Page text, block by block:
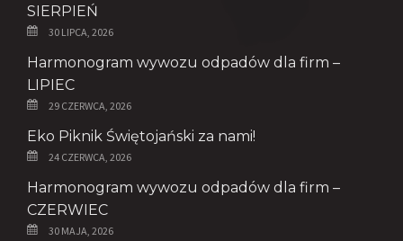
SIERPIEŃ
30 LIPCA, 2026
Harmonogram wywozu odpadów dla firm –
LIPIEC
29 CZERWCA, 2026
Eko Piknik Świętojański za nami!
24 CZERWCA, 2026
Harmonogram wywozu odpadów dla firm –
CZERWIEC
30 MAJA, 2026